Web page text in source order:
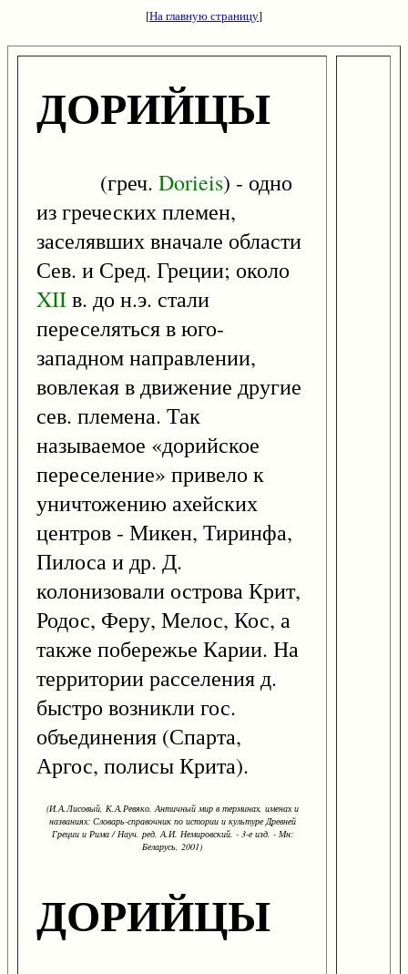
[На главную страницу]
ДОРИЙЦЫ
(греч. Dorieis) - одно
из греческих племен,
заселявших вначале области
Сев. и Сред. Греции; около
XIIв. до н.э. стали
переселяться в юго-
западном направлении,
вовлекая в движение другие
сев. племена. Так
называемое «дорийское
переселение» привело к
уничтожению ахейских
центров - Микен, Тиринфа,
Пилоса и др. Д.
колонизовали острова Крит,
Родос, Феру, Мелос, Кос, а
также побережье Карии. На
территории расселения д.
быстро возникли гос.
объединения (Спарта,
Аргос, полисы Крита).
(И.А.Лисовый, К.А.Ревяко. Античный мир в терминах, именах и
названиях: Словарь-справочник по истории и культуре Древней
Греции и Рима / Науч. ред. А.И. Немировский. - 3-е изд. - Мн:
Беларусь, 2001)
ДОРИЙЦЫ